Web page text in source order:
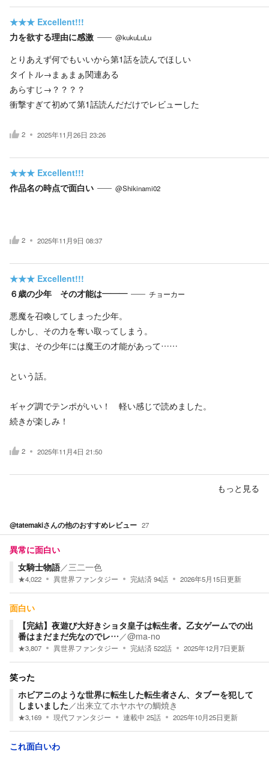
★★★ Excellent!!!
力を欲する理由に感激
@kukuLuLu
とりあえず何でもいいから第1話を読んでほしい
タイトル→まぁまぁ関連ある
あらすじ→？？？？
衝撃すぎて初めて第1話読んだだけでレビューした
2 2025年11月26日 23:26
★★★ Excellent!!!
作品名の時点で面白い
@Shikinami02
2 2025年11月9日 08:37
★★★ Excellent!!!
６歳の少年 その才能は―――
チョーカー
悪魔を召喚してしまった少年。
しかし、その力を奪い取ってしまう。
実は、その少年には魔王の才能があって……
という話。
ギャグ調でテンポがいい！ 軽い感じで読めました。
続きが楽しみ！
2 2025年11月4日 21:50
もっと見る
@tatemakiさんの他のおすすめレビュー 27
異常に面白い
女騎士物語／三二一色
★4,022 異世界ファンタジー 完結済94話 2026年5月15日更新
面白い
【完結】夜遊び大好きショタ皇子は転生者。乙女ゲームでの出
番はまだまだ先なのでレ… ／@ma-no
★3,807 異世界ファンタジー 完結済522話 2025年12月7日更新
笑った
ホビアニのような世界に転生した転生者さん、タブーを犯して
しまいました ／出来立てホヤホヤの鯛焼き
★3,169 現代ファンタジー 連載中 25話 2025年10月25日更新
これ面白いわ